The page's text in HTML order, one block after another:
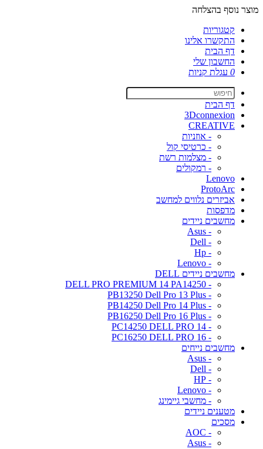
מוצר נוסף בהצלחה
קטגוריות
התקשרו אלינו
דף הבית
החשבון שלי
0 עגלת קניות
דף הבית
3Dconnexion
CREATIVE
- אוזניות
- כרטיסי קול
- מצלמות רשת
- רמקולים
Lenovo
ProtoArc
אביזרים נלווים למחשב
מדפסות
מחשבים ניידים
- Asus
- Dell
- Hp
- Lenovo
מחשבים ניידים DELL
- DELL PRO PREMIUM 14 PA14250
- PB13250 Dell Pro 13 Plus
- PB14250 Dell Pro 14 Plus
- PB16250 Dell Pro 16 Plus
- PC14250 DELL PRO 14
- PC16250 DELL PRO 16
מחשבים נייחים
- Asus
- Dell
- HP
- Lenovo
- מחשבי גיימינג
מטענים ניידים
מסכים
- AOC
- Asus